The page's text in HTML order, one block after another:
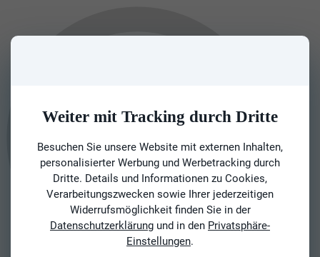
Weiter mit Tracking durch Dritte
Besuchen Sie unsere Website mit externen Inhalten,
personalisierter Werbung und Werbetracking durch
Dritte. Details und Informationen zu Cookies,
Verarbeitungszwecken sowie Ihrer jederzeitigen
Widerrufsmöglichkeit finden Sie in der
Datenschutzerklärung und in den Privatsphäre-
Einstellungen.